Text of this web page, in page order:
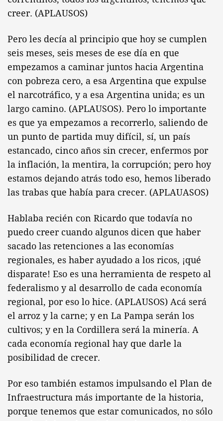
creer. (APLAUSOS)
Pero les decía al principio que hoy se cumplen
seis meses, seis meses de ese día en que
empezamos a caminar juntos hacia Argentina
con pobreza cero, a esa Argentina que expulse
el narcotráfico, y a esa Argentina unida; es un
largo camino. (APLAUSOS). Pero lo importante
es que ya empezamos a recorrerlo, saliendo de
un punto de partida muy difícil, sí, un país
estancado, cinco años sin crecer, enfermos por
la inflación, la mentira, la corrupción; pero hoy
estamos dejando atrás todo eso, hemos liberado
las trabas que había para crecer. (APLAUASOS)
Hablaba recién con Ricardo que todavía no
puedo creer cuando algunos dicen que haber
sacado las retenciones a las economías
regionales, es haber ayudado a los ricos, ¡qué
disparate! Eso es una herramienta de respeto al
federalismo y al desarrollo de cada economía
regional, por eso lo hice. (APLAUSOS) Acá será
el arroz y la carne; y en La Pampa serán los
cultivos; y en la Cordillera será la minería. A
cada economía regional hay que darle la
posibilidad de crecer.
Por eso también estamos impulsando el Plan de
Infraestructura más importante de la historia,
porque tenemos que estar comunicados, no sólo